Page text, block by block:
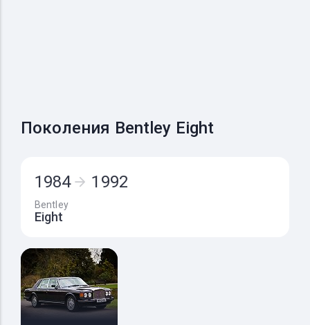
Поколения Bentley Eight
1984 1992
Bentley
Eight